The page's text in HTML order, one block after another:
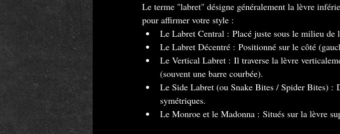
Le terme "labret" désigne généralement la lèvre
pour affirmer votre style :
Le Labret Central : Placé juste sous le milieu de
Le Labret Décentré : Positionné sur le côté
Le Vertical Labret : Il traverse la lèvre
(souvent une barre courbée).
Le Side Labret (ou Snake Bites / Spider Bites) :
symétriques.
Le Monroe et le Madonna : Situés sur la lèvre